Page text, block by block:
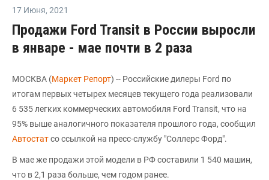
17 Июня, 2021
Продажи Ford Transit в России выросли
в январе - мае почти в 2 раза
МОСКВА (Маркет Репорт) -- Российские дилеры Ford по
итогам первых четырех месяцев текущего года реализовали
6 535 легких коммерческих автомобиля Ford Transit, что на
95% выше аналогичного показателя прошлого года, сообщил
Автостатсо ссылкой на пресс-службу "Соллерс Форд".
В мае же продажи этой модели в РФ составили 1 540 машин,
что в 2,1 раза больше, чем годом ранее.